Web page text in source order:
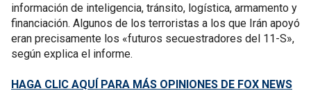
información de inteligencia, tránsito, logística, armamento y
financiación. Algunos de los terroristas a los que Irán apoyó
eran precisamente los «futuros secuestradores del 11-S»,
según explica el informe.
HAGA CLIC AQUÍ PARA MÁS OPINIONES DE FOX NEWS